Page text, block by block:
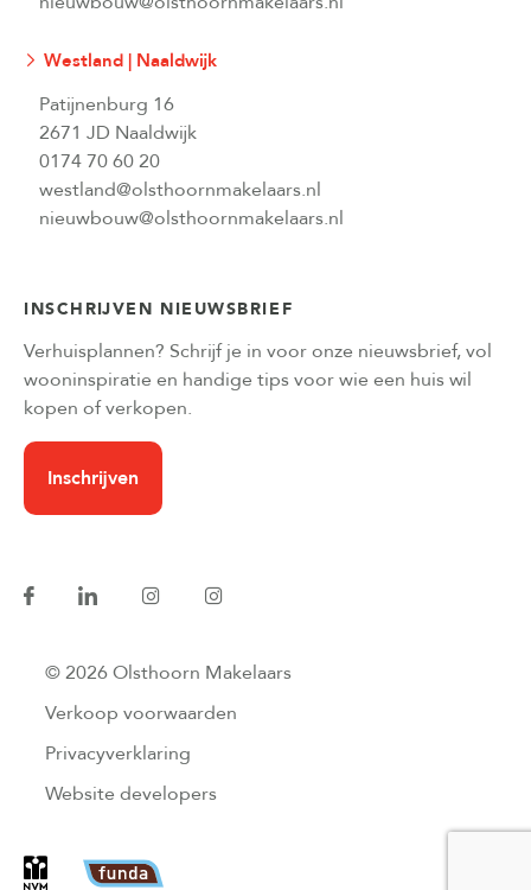
Westland | Naaldwijk
Patijnenburg 16
2671 JD Naaldwijk
0174 70 60 20
westland@olsthoornmakelaars.nl
nieuwbouw@olsthoornmakelaars.nl
INSCHRIJVEN NIEUWSBRIEF
Verhuisplannen? Schrijf je in voor onze nieuwsbrief, vol
wooninspiratie en handige tips voor wie een huis wil
kopen of verkopen.
Inschrijven
© 2026 Olsthoorn Makelaars
Verkoop voorwaarden
Privacyverklaring
Website developers